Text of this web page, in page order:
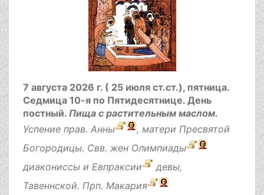
7 августа 2026 г. ( 25 июля ст.ст.), пятница.
Седмица 10-я по Пятидесятнице. День
постный. Пища с растительным маслом.
Успение прав. Анны
, матери Пресвятой
Богородицы. Свв. жен Олимпиады
диакониссы и Евпраксии
девы,
Тавеннской. Прп. Макария